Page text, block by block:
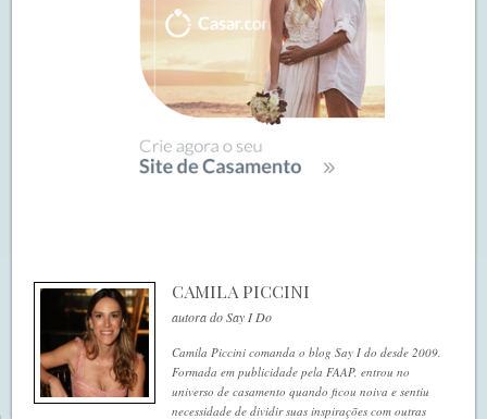
CAMILA PICCINI
autora do Say I Do
Camila Piccini comanda o blog Say I do desde 2009.
Formada em publicidade pela FAAP, entrou no
universo de casamento quando ficou noiva e sentiu
necessidade de dividir suas inspirações com outras